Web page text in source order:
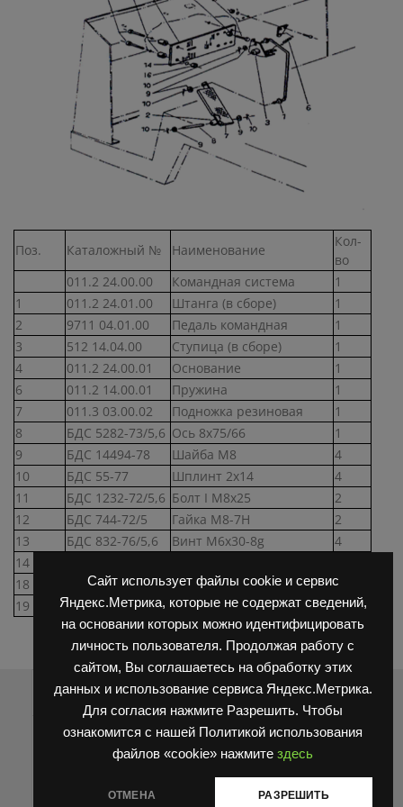
Сайт использует файлы cookie и сервис
Яндекс.Метрика, которые не содержат сведений,
на основании которых можно идентифицировать
личность пользователя. Продолжая работу с
сайтом, Вы соглашаетесь на обработку этих
данных и использование сервиса Яндекс.Метрика.
Для согласия нажмите Разрешить. Чтобы
ознакомится с нашей Политикой использования
файлов «cookie» нажмите здесь
ОТМЕНА РАЗРЕШИТЬ
Поз. Каталожный № Наименование
Кол-
во
011.2 24.00.00
Командная система
1
1
011.2 24.01.00 Штанга (в сборе)
1
2
9711 04.01.00 Педаль командная
1
3
512 14.04.00 Ступица (в сборе)
1
4
011.2 24.00.01 Основание
1
6
011.2 14.00.01 Пружина
1
7
011.3 03.00.02 Подножка резиновая
1
8
БДС 5282-73/5,6 Ось 8х75/66
1
9
БДС 14494-78 Шайба М8
4
10
БДС 55-77 Шплинт 2х14
4
11
БДС 1232-72/5,6 Болт I М8х25
2
12
БДС 744-72/5 Гайка М8-7Н
2
13
БДС 832-76/5,6 Винт М6х30-8g
4
14
18
011.2 24.00.03 Втулка
4
19
БДС 744-72/5 Гайка М6 4
Распродажа